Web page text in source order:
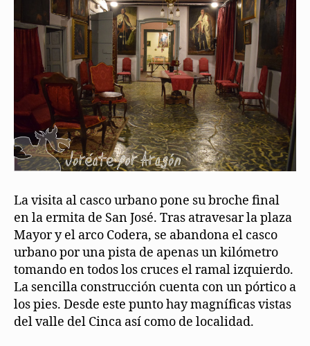
La visita al casco urbano pone su broche final
en la ermita de San José. Tras atravesar la plaza
Mayor y el arco Codera, se abandona el casco
urbano por una pista de apenas un kilómetro
tomando en todos los cruces el ramal izquierdo.
La sencilla construcción cuenta con un pórtico a
los pies. Desde este punto hay magníficas vistas
del valle del Cinca así como de localidad.